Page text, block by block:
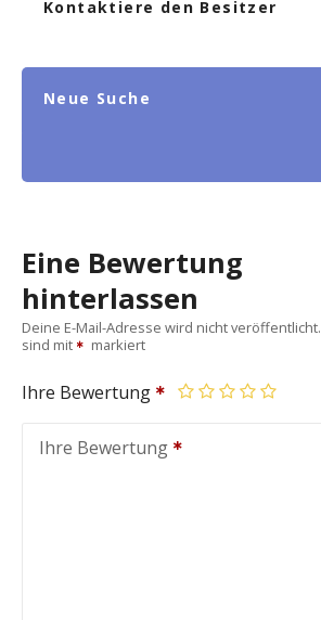
Kontaktiere den Besitzer
Neue Suche
Eine Bewertung
hinterlassen
Deine E-Mail-Adresse wird nicht veröffentlicht.
sind mit
markiert
Ihre Bewertung
Ihre Bewertung